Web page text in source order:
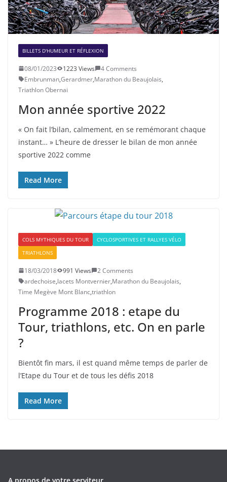
BILLETS D'HUMEUR ET RÉFLEXION
08/01/2023 1223 Views
4 Comments
Embrunman,Gerardmer,Marathon du Beaujolais,
Triathlon Obernai
Mon année sportive 2022
« On fait l’bilan, calmement, en se remémorant chaque
instant… » L’heure de dresser le bilan de mon année
sportive 2022 comme
Read More
COLS MYTHIQUES DU TOUR
CYCLOSPORTIVES ET RALLYES VÉLO
TRIATHLONS
18/03/2018 991 Views
2 Comments
ardechoise,lacets Montvernier,Marathon du Beaujolais,
Time Megève Mont Blanc,triathlon
Programme 2018 : etape du
Tour, triathlons, etc. On en parle
?
Bientôt fin mars, il est quand même temps de parler de
l’Etape du Tour et de tous les défis 2018
Read More